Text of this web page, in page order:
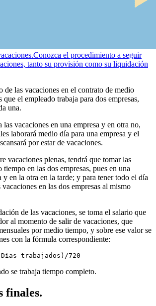
Conozca el procedimiento a seguir
tanto su provisión como su liquidación
de las vacaciones en el contrato de medio
el empleado trabaja para dos empresas,
una.
las vacaciones en una empresa y en otra no,
laborará medio día para una empresa y el
por estar de vacaciones.
vacaciones plenas, tendrá que tomar las
en las dos empresas, pues en una
y en la otra en la tarde; y para tener todo el día
en las dos empresas al mismo
de las vacaciones, se toma el salario que
al momento de salir de vacaciones, que
por medio tiempo, y sobre ese valor se
con la fórmula correspondiente:
trabajados)/720
se trabaja tiempo completo.
finales.